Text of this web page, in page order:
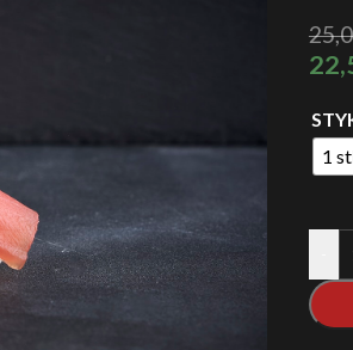
1